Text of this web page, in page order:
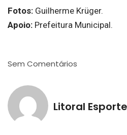
Fotos: Guilherme Krüger.
Apoio: Prefeitura Municipal.
Sem Comentários
Litoral